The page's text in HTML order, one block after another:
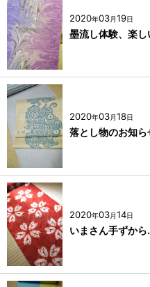
2020年03月19日
墨流し体験、楽し
2020年03月18日
落とし物のお知ら
2020年03月14日
いまさん手ずか